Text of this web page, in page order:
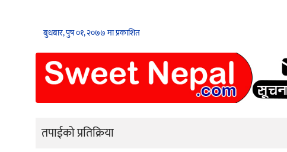
बुधबार, पुष ०१, २०७७ मा प्रकाशित
तपाईको प्रतिक्रिया